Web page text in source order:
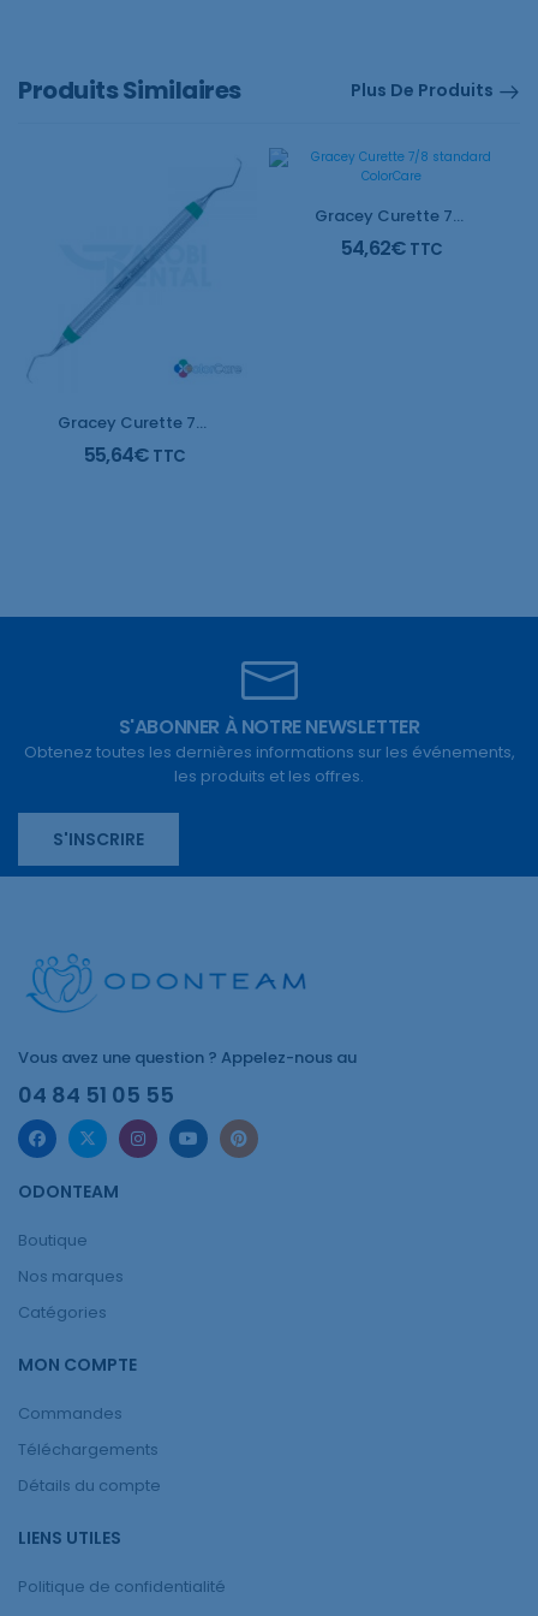
Produits Similaires Plus De Produits
Gracey Curette 7/8 LONG ColorCare
55,64€ TTC
Gracey Curette 7/8 standard ColorCare
54,62€ TTC
S'ABONNER À NOTRE NEWSLETTER
Obtenez toutes les dernières informations sur les événements,
les produits et les offres.
S'INSCRIRE
Vous avez une question ? Appelez-nous au
04 84 51 05 55
ODONTEAM
Boutique
Nos marques
Catégories
MON COMPTE
Commandes
Téléchargements
Détails du compte
LIENS UTILES
Politique de confidentialité